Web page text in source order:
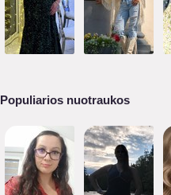
Populiarios nuotraukos